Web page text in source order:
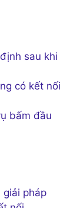
sau khi
có kết nối
bấm đầu
giải pháp